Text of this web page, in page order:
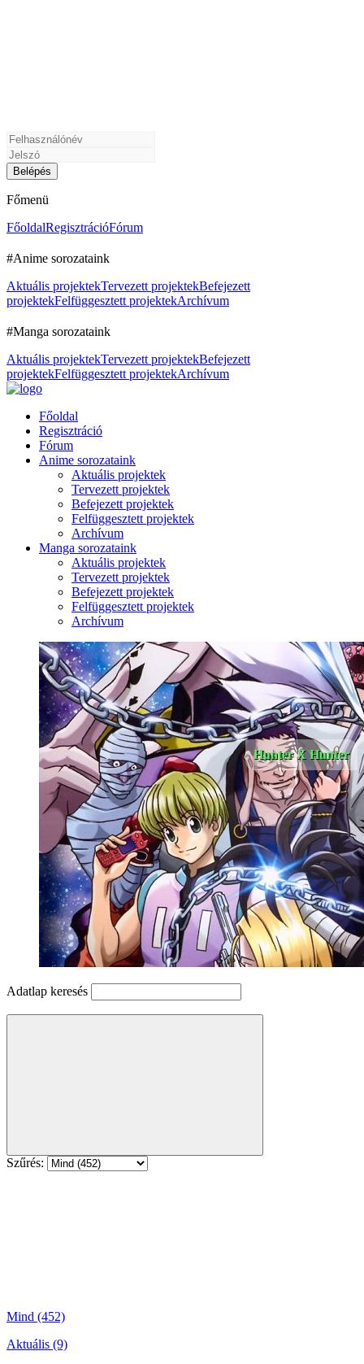
Főmenü
FőoldalRegisztrációFórum
#Anime sorozataink
Aktuális projektekTervezett projektekBefejezett
projektekFelfüggesztett projektekArchívum
#Manga sorozataink
Aktuális projektekTervezett projektekBefejezett
projektekFelfüggesztett projektekArchívum
Főoldal
Regisztráció
Fórum
Anime sorozataink
Aktuális projektek
Tervezett projektek
Befejezett projektek
Felfüggesztett projektek
Archívum
Manga sorozataink
Aktuális projektek
Tervezett projektek
Befejezett projektek
Felfüggesztett projektek
Archívum
Hunter X Hunter
Adatlap keresés
Szűrés:
Mind (452)
Aktuális (9)